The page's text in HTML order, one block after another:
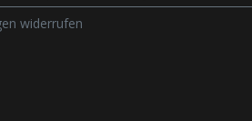
widerrufen